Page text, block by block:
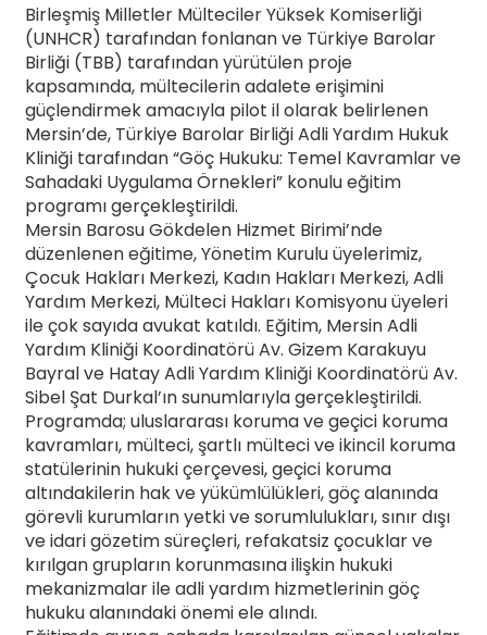
Birleşmiş Milletler Mülteciler Yüksek Komiserliği
(UNHCR) tarafından fonlanan ve Türkiye Barolar
Birliği (TBB) tarafından yürütülen proje
kapsamında, mültecilerin adalete erişimini
güçlendirmek amacıyla pilot il olarak belirlenen
Mersin’de, Türkiye Barolar Birliği Adli Yardım Hukuk
Kliniği tarafından “Göç Hukuku: Temel Kavramlar ve
Sahadaki Uygulama Örnekleri” konulu eğitim
programı gerçekleştirildi.
Mersin Barosu Gökdelen Hizmet Birimi’nde
düzenlenen eğitime, Yönetim Kurulu üyelerimiz,
Çocuk Hakları Merkezi, Kadın Hakları Merkezi, Adli
Yardım Merkezi, Mülteci Hakları Komisyonu üyeleri
ile çok sayıda avukat katıldı. Eğitim, Mersin Adli
Yardım Kliniği Koordinatörü Av. Gizem Karakuyu
Bayral ve Hatay Adli Yardım Kliniği Koordinatörü Av.
Sibel Şat Durkal’ın sunumlarıyla gerçekleştirildi.
Programda; uluslararası koruma ve geçici koruma
kavramları, mülteci, şartlı mülteci ve ikincil koruma
statülerinin hukuki çerçevesi, geçici koruma
altındakilerin hak ve yükümlülükleri, göç alanında
görevli kurumların yetki ve sorumlulukları, sınır dışı
ve idari gözetim süreçleri, refakatsiz çocuklar ve
kırılgan grupların korunmasına ilişkin hukuki
mekanizmalar ile adli yardım hizmetlerinin göç
hukuku alanındaki önemi ele alındı.